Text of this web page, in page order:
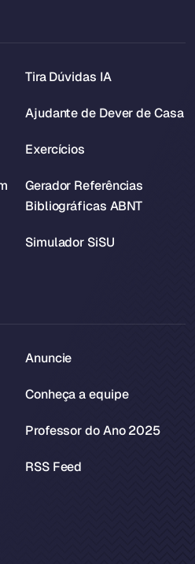
Tira Dúvidas IA
Ajudante de Dever de Casa
Exercícios
Gerador Referências
Bibliográficas ABNT
Simulador SiSU
Anuncie
Conheça a equipe
Professor do Ano 2025
RSS Feed